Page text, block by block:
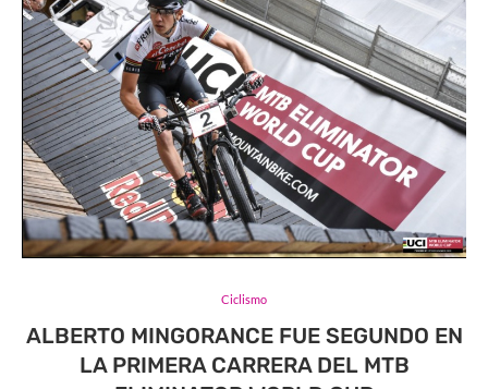
Ciclismo
ALBERTO MINGORANCE FUE SEGUNDO EN
LA PRIMERA CARRERA DEL MTB